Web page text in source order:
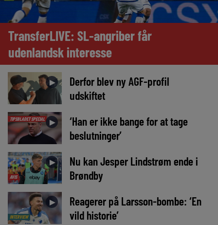
TransferLIVE: SL-angriber får
udenlandsk interesse
►
Derfor blev ny AGF-profil
udskiftet
TIPSBLADET SPECIAL ►
‘Han er ikke bange for at tage
beslutninger’
AVIS
►
Nu kan Jesper Lindstrøm ende i
Brøndby
INTERVIEW
►
Reagerer på Larsson-bombe: ‘En
vild historie’